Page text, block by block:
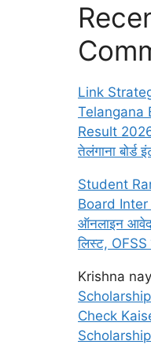
Link
Telangana
Result
तेलंगाना बोर्ड
Student
Board
ऑनलाइन
लिस्ट, OFSS
Krishna
Check